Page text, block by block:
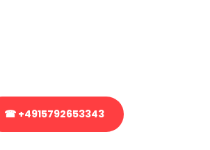
☎ +4915792653343